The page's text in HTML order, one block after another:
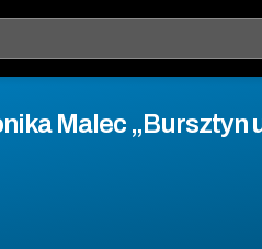
Malec „Bursztyn